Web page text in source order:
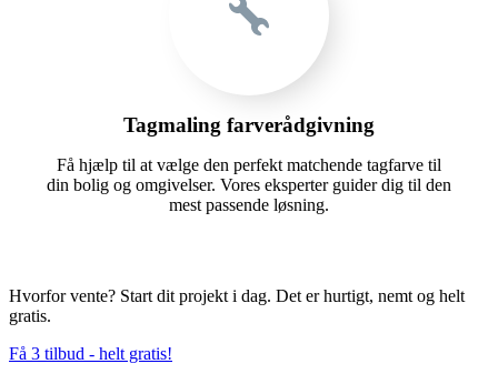
Tagmaling farverådgivning
Få hjælp til at vælge den perfekt matchende tagfarve til
din bolig og omgivelser. Vores eksperter guider dig til den
mest passende løsning.
Hvorfor vente? Start dit projekt i dag. Det er hurtigt, nemt og helt
gratis.
Få 3 tilbud - helt gratis!